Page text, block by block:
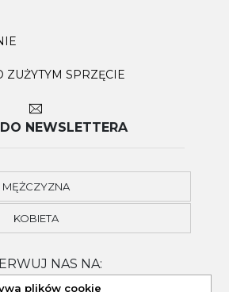
ZUŻYTYM SPRZĘCIE
NEWSLETTERA
MĘŻCZYZNA
KOBIETA
NAS NA:
plików cookie